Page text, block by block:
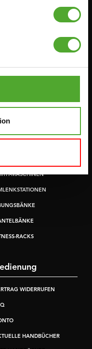
Sie sich für unseren
STATIONEN
MASCHINEN
RACKS
WIDERRUFEN
HANDBÜCHER